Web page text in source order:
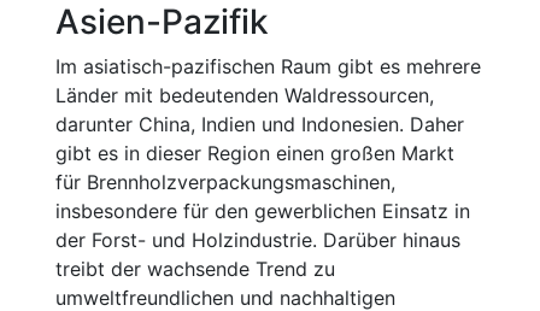
Asien-Pazifik
Im asiatisch-pazifischen Raum gibt es mehrere
Länder mit bedeutenden Waldressourcen,
darunter China, Indien und Indonesien. Daher
gibt es in dieser Region einen großen Markt
für Brennholzverpackungsmaschinen,
insbesondere für den gewerblichen Einsatz in
der Forst- und Holzindustrie. Darüber hinaus
treibt der wachsende Trend zu
umweltfreundlichen und nachhaltigen